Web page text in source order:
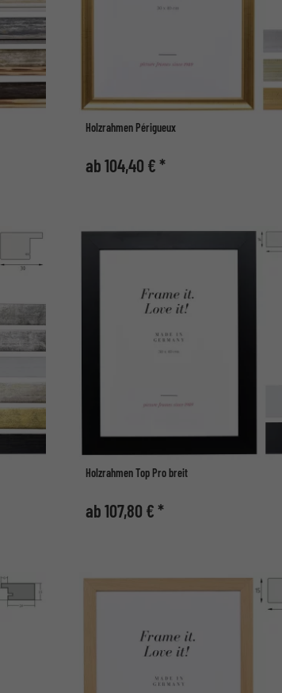
Holzrahmen Périgueux
ab 104,40 € *
Holzrahmen Top Pro breit
ab 107,80 € *